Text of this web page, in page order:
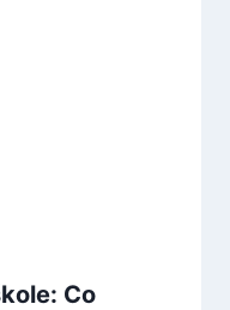
Co